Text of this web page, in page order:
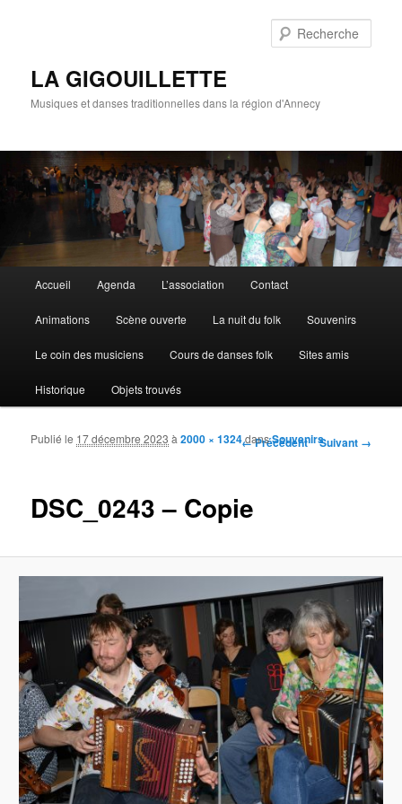
LA GIGOUILLETTE
Musiques et danses traditionnelles dans la région d'Annecy
Aller au contenu principal
Aller au contenu secondaire
Accueil Agenda L’association Contact
Animations Scène ouverte La nuit du folk Souvenirs
Le coin des musiciens Cours de danses folk Sites amis
Historique Objets trouvés
Navigation des images
← Précédent Suivant →
DSC_0243 – Copie
Publié le 17 décembre 2023 à2000 × 1324dansSouvenirs